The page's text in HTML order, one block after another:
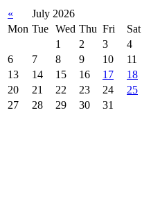
« July 2026
Mon Tue Wed Thu Fri Sat
1
2 3 4
6
7 8 9 10 11
13
14 15 16 17 18
20
21 22 23 24 25
27
28 29 30 31